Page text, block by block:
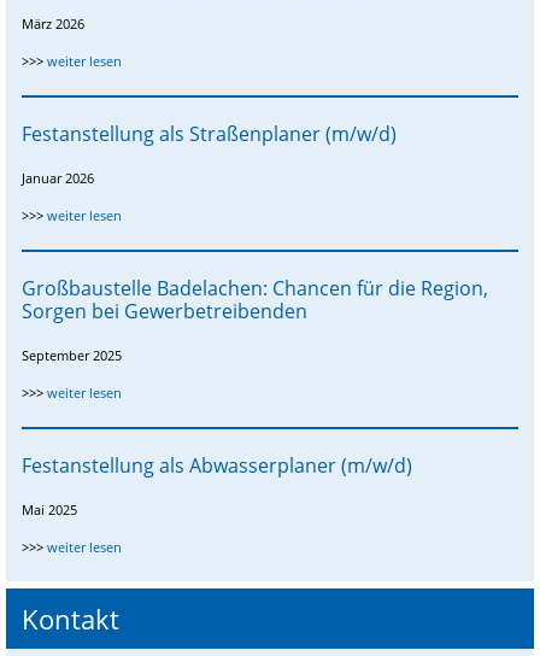
März 2026
>>> weiter lesen
Student
bei
Festanstellung als Straßenplaner (m/w/d)
Januar 2026
>>> weiter lesen
Straßenplaner
Großbaustelle Badelachen: Chancen für die Region,
Sorgen bei Gewerbetreibenden
September 2025
>>> weiter lesen
Chancen
die
Festanstellung als Abwasserplaner (m/w/d)
Mai 2025
>>> weiter lesen
Abwasserplaner
Kontakt